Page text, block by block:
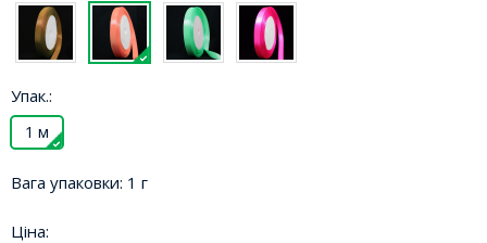
Упак.:
1 м
Вага упаковки: 1 г
Ціна: